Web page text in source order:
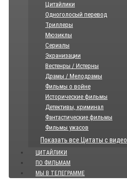
Цитайлики
Одноголосый перевод
Триллеры
Мюзиклы
Сериалы
Экранизации
Вестенры / Истерны
Драмы / Мелодрамы
Фильмы о войне
Исторические фильмы
Детективы, криминал
Фантастические фильмы
Фильмы ужасов
Показать все Цитаты с видео
ЦИТАЙЛИКИ
ПО ФИЛЬМАМ
МЫ В ТЕЛЕГРАММЕ